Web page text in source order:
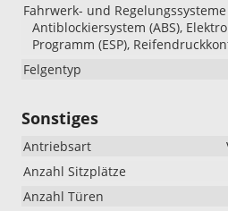
Fahrwerk- und Regelungssysteme
Antiblockiersystem (ABS),
Programm (ESP),
Felgentyp
Sonstiges
Antriebsart
Anzahl Sitzplätze
Anzahl Türen